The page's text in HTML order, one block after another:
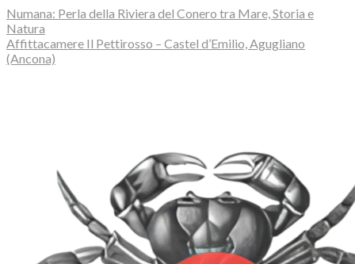
Numana: Perla della Riviera del Conero tra Mare, Storia e
Natura
Affittacamere Il Pettirosso – Castel d’Emilio, Agugliano
(Ancona)